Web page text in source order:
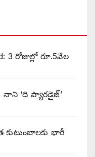
3 రోజుల్లో రూ.5వేల
నాని ‘ది ప్యారడైజ్’
కుటుంబాలకు భారీ